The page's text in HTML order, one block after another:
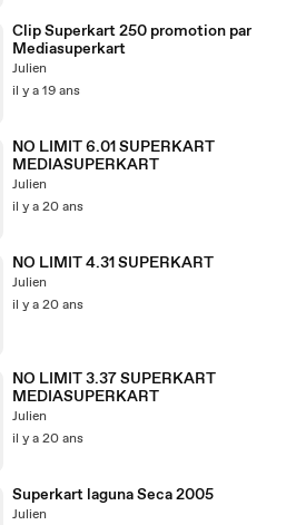
Clip Superkart 250 promotion par
Mediasuperkart
Julien
il y a 19 ans
NO LIMIT 6.01 SUPERKART
MEDIASUPERKART
Julien
il y a 20 ans
NO LIMIT 4.31 SUPERKART
Julien
il y a 20 ans
NO LIMIT 3.37 SUPERKART
MEDIASUPERKART
Julien
il y a 20 ans
Superkart laguna Seca 2005
Julien